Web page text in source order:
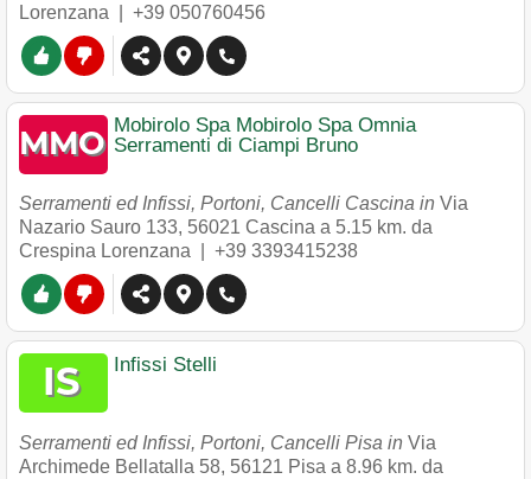
Lorenzana | +39 050760456
Mobirolo Spa Mobirolo Spa Omnia
Serramenti di Ciampi Bruno
Serramenti ed Infissi, Portoni, Cancelli Cascina in Via
Nazario Sauro 133, 56021 Cascina a 5.15 km. da
Crespina Lorenzana | +39 3393415238
Infissi Stelli
Serramenti ed Infissi, Portoni, Cancelli Pisa in Via
Archimede Bellatalla 58, 56121 Pisa a 8.96 km. da